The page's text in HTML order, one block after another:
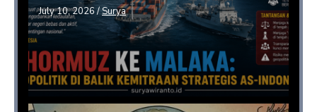
July 10, 2026/Surya